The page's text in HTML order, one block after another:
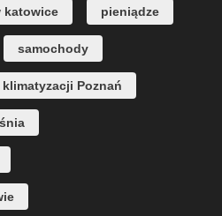
katowice pieniądze
samochody
klimatyzacji Poznań